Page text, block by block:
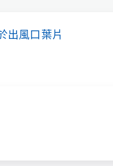
出風口葉片